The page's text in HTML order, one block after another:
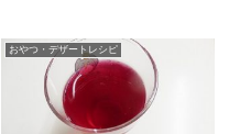
おやつ・デザートレシピ